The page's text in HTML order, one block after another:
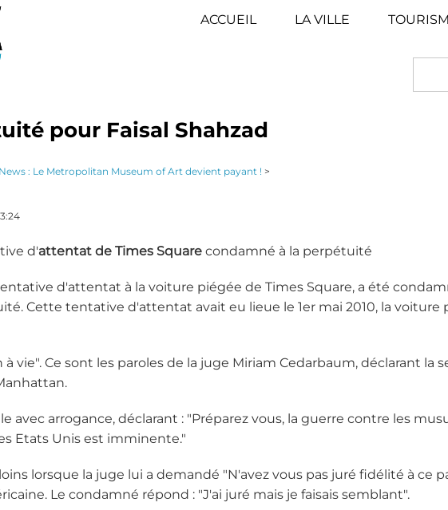
ACCUEIL LA VILLE
pour Faisal Shahzad
: Le Metropolitan Museum of Art devient payant ! >
d'attentat de Times Square condamné à la perpétuité
d'attentat à la voiture piégée de Times Square, a été
Cette tentative d'attentat avait eu lieue le 1er mai 2010, la voiture
vie". Ce sont les paroles de la juge Miriam Cedarbaum, déclarant la
avec arrogance, déclarant : "Préparez vous, la guerre contre les
Etats Unis est imminente."
lorsque la juge lui a demandé "N'avez vous pas juré fidélité à ce
Le condamné répond : "J'ai juré mais je faisais semblant".